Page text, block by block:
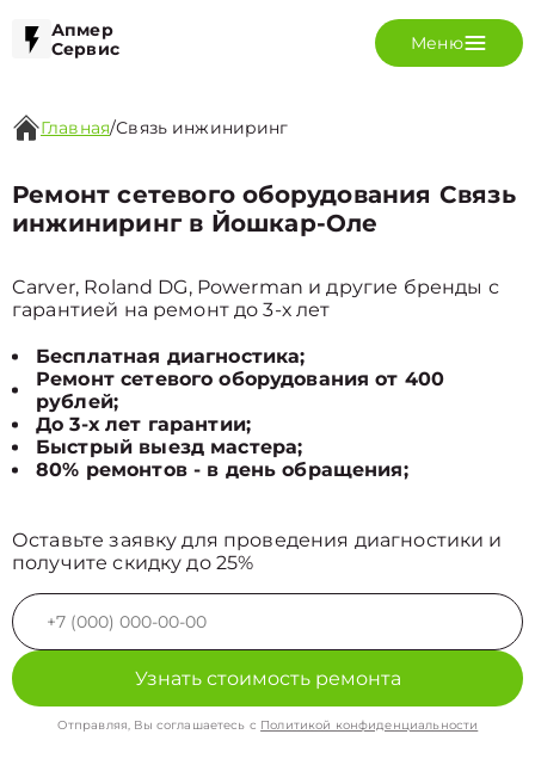
Апмер
Сервис
Меню
Главная/Связь инжиниринг
Ремонт сетевого оборудования Связь
инжиниринг в Йошкар-Оле
Carver, Roland DG, Powerman и другие бренды с
гарантией на ремонт до 3-х лет
Бесплатная диагностика;
Ремонт сетевого оборудования от 400
рублей;
До 3-х лет гарантии;
Быстрый выезд мастера;
80% ремонтов - в день обращения;
Оставьте заявку для проведения диагностики и
получите скидку до 25%
Узнать стоимость ремонта
Отправляя, Вы соглашаетесь с Политикой конфиденциальности